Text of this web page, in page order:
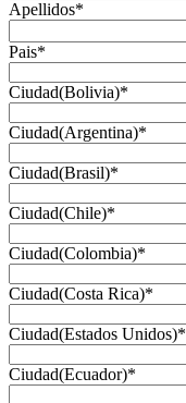
Apellidos*
Pais*
Ciudad(Bolivia)*
Ciudad(Argentina)*
Ciudad(Brasil)*
Ciudad(Chile)*
Ciudad(Colombia)*
Ciudad(Costa Rica)*
Ciudad(Estados Unidos)*
Ciudad(Ecuador)*